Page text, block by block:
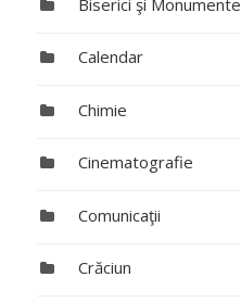
Calendar
Chimie
Cinematografie
Comunicaţii
Crăciun